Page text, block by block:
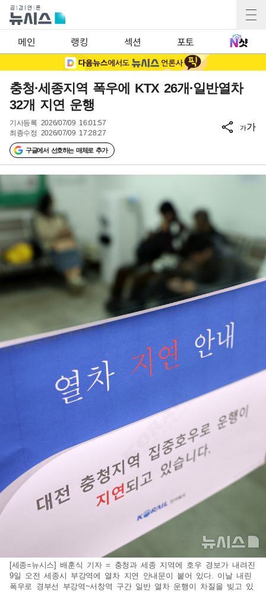
메인 랭킹 섹션 포토
충청·세종지역 폭우에 KTX 26개·일반열차
32개 지연 운행
기사등록 2026/07/09 16:01:57
최종수정 2026/07/09 17:28:27
구글에서 선호하는 매체로 추가
가가
[세종=뉴시스] 배훈식 기자 = 충청과 세종 지역에 호우 경보가 내려진
9일 오전 세종시 부강역에 열차 지연 안내문이 붙어 있다. 이날 내린
폭우로 경부선 부강역~서창역 구간 일반 열차 운행이 차질을 빚고 있